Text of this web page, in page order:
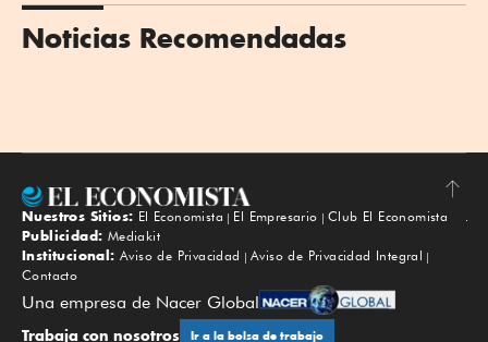
Noticias Recomendadas
Subir
Nuestros Sitios: El Economista El Empresario
Club El Economista
Publicidad: Mediakit
Institucional: Aviso de Privacidad
Aviso de Privacidad Integral
Contacto
Una empresa de Nacer Global
Trabaja con nosotros Ir a la bolsa de trabajo